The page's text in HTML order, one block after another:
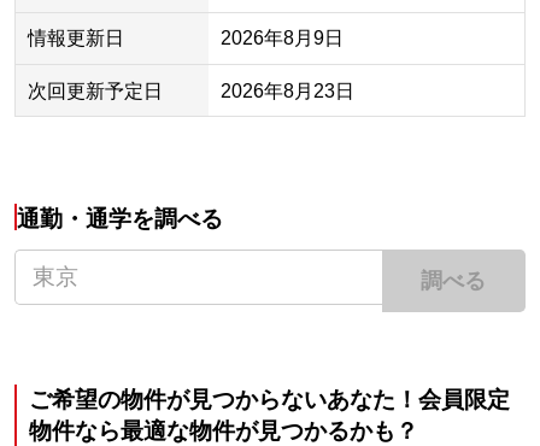
情報更新日 2026年8月9日
次回更新予定日 2026年8月23日
通勤・通学を調べる
調べる
ご希望の物件が見つからないあなた！会員限定
物件なら最適な物件が見つかるかも？